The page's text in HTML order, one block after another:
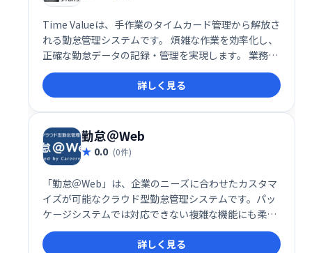
Time Valueは、手作業のタイムカード管理から解放さ
れる勤怠管理システムです。 煩雑な作業を効率化し、
正確な勤怠データの記録・管理を実現します。 業務の
効率化と精度の向上に貢献し、人事労務担当者の負担
を軽減します。
詳しく見る
勤怠＠Web
0.0 (0件)
「勤怠＠Web」は、企業のニーズに合わせたカスタマ
イズが可能なクラウド型勤怠管理システムです。パッ
ケージシステムでは対応できない複雑な機能にも柔軟
に対応し、勤怠管理と労務管理を効率化します。 導入
企業の課題解決に特化し、生産性向上に貢献します。
詳しく見る